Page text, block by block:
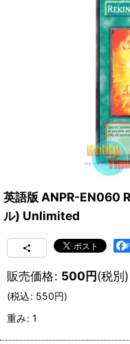
英語版 ANPR-EN060
ル) Unlimited
販売価格: 500円(税別)
(税込: 550円)
重み: 1